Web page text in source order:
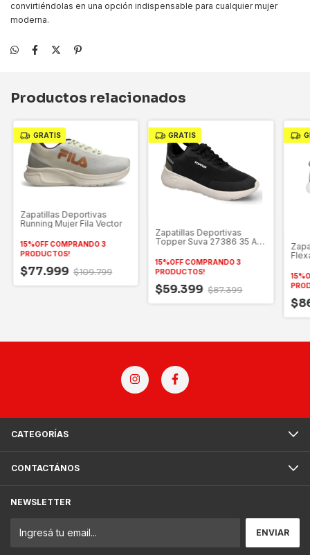
convirtiéndolas en una opción indispensable para cualquier mujer
moderna.
Productos relacionados
GRATIS
Zapatillas Deportivas
Running Mujer Fila Vector
15%OFF COMPRANDO 3
PRODUCTOS!
$77.999 $109.799
GRATIS
Zapatillas Deportivas
Topper Suva 27386 35 Al
15%OFF COMPRANDO 3
PRODUCTOS!
$59.399 $87.399
CATEGORÍAS
CONTACTÁNOS
NEWSLETTER